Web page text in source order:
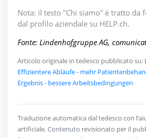
Nota: il testo "Chi siamo" è tratto da
dal profilo aziendale su HELP.ch.
Fonte: Lindenhofgruppe AG,
Articolo originale in tedesco pubblicato su:
Effizientere Abläufe - mehr
Ergebnis - bessere Arbeitsbedingungen
Traduzione automatica dal tedesco con
artificiale. Contenuto revisionato per il